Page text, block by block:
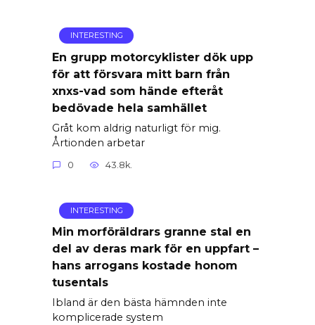
INTERESTING
En grupp motorcyklister dök upp
för att försvara mitt barn från
xnxs-vad som hände efteråt
bedövade hela samhället
Gråt kom aldrig naturligt för mig.
Årtionden arbetar
0 43.8k.
INTERESTING
Min morföräldrars granne stal en
del av deras mark för en uppfart –
hans arrogans kostade honom
tusentals
Ibland är den bästa hämnden inte
komplicerade system